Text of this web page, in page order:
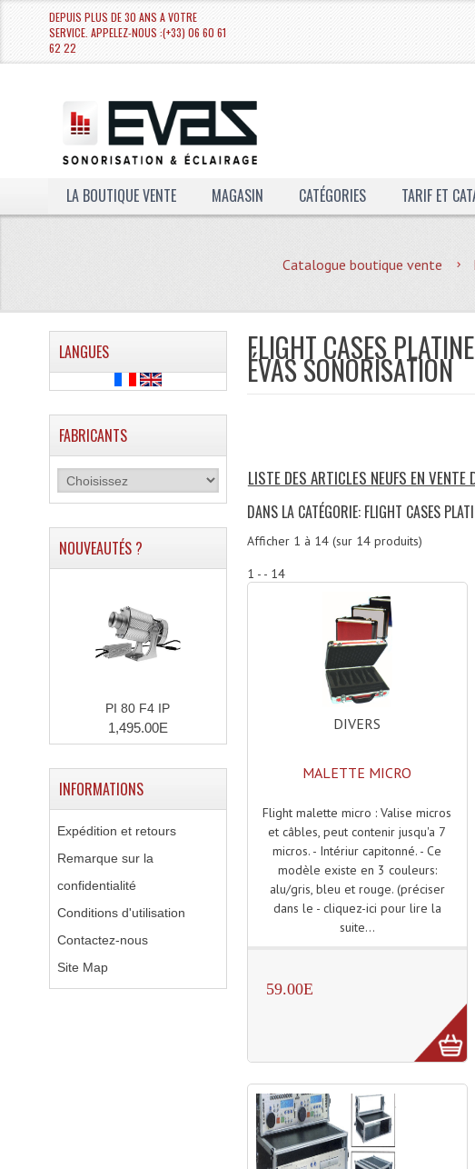
DEPUIS PLUS DE 30 ANS A VOTRE
SERVICE. APPELEZ-NOUS :(+33) 06 60 61
62 22
LA BOUTIQUE VENTE MAGASIN CATÉGORIES TARIF ET
Catalogue boutique vente
FLIGHT CASES
ÉVAS SONORISATION
LISTE DES ARTICLES NEUFS EN VENTE
DANS LA CATÉGORIE: FLIGHT CASES
Afficher 1 à 14(sur 14produits)
1 - - 14
DIVERS
MALETTE MICRO
Flight malette micro : Valise micros
et câbles, peut contenir jusqu'a 7
micros. - Intériur capitonné. - Ce
modèle existe en 3 couleurs:
alu/gris, bleu et rouge. (préciser
dans le - cliquez-ici pour lire la
suite...
59.00E
LANGUES
FABRICANTS
NOUVEAUTÉS ?
PI 80 F4 IP
1,495.00E
INFORMATIONS
Expédition et retours
Remarque sur la
confidentialité
Conditions d'utilisation
Contactez-nous
Site Map